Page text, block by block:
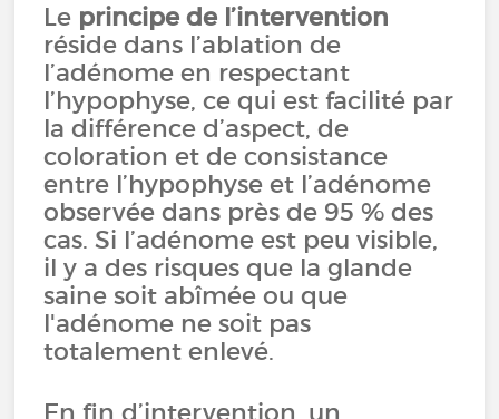
Le principe de l’intervention
réside dans l’ablation de
l’adénome en respectant
l’hypophyse, ce qui est facilité par
la différence d’aspect, de
coloration et de consistance
entre l’hypophyse et l’adénome
observée dans près de 95 % des
cas. Si l’adénome est peu visible,
il y a des risques que la glande
saine soit abîmée ou que
l'adénome ne soit pas
totalement enlevé.
En fin d’intervention, un